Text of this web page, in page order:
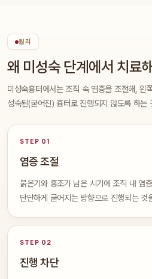
원리
왜 미성숙 단계에서 치료
미성숙흉터에서는 조직 속 염증을 조절해, 왼
성숙된(굳어진) 흉터로 진행되지 않도록 하는
STEP 01
염증 조절
붉은기와 홍조가 남은 시기에 조직 내 염
단단하게 굳어지는 방향으로 진행되는 것
STEP 02
진행 차단